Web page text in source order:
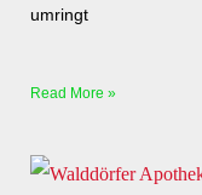
umringt
Read More »